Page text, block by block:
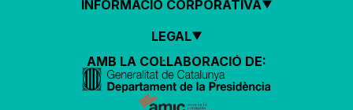
INFORMACIÓ CORPORATIVA
LEGAL
AMB LA COL·LABORACIÓ DE: